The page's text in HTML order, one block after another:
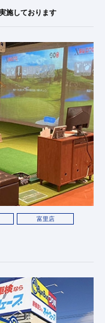
施しております
富里店